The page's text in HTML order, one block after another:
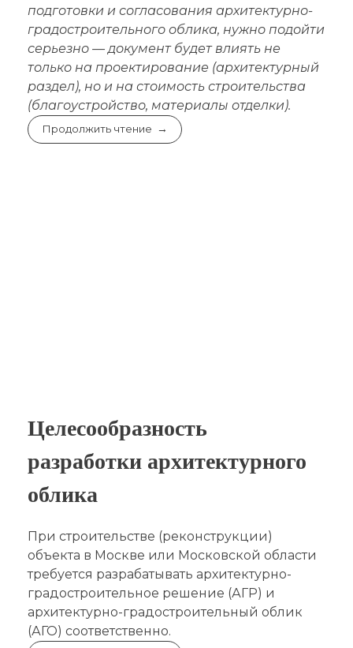
подготовки и согласования архитектурно-
градостроительного облика, нужно подойти
серьезно — документ будет влиять не
только на проектирование (архитектурный
раздел), но и на стоимость строительства
(благоустройство, материалы отделки).
Продолжить чтение
Целесообразность
разработки архитектурного
облика
При строительстве (реконструкции)
объекта в Москве или Московской области
требуется разрабатывать архитектурно-
градостроительное решение (АГР) и
архитектурно-градостроительный облик
(АГО) соответственно.